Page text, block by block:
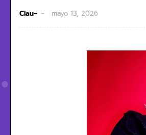
Clau~ mayo 13, 2026